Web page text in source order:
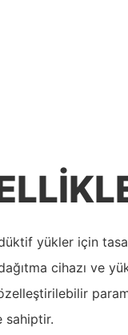
yükler için
cihazı ve
sahiptir.